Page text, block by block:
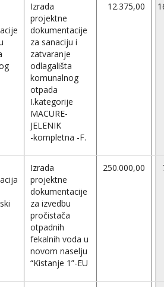
Izrada
projektne
dokumentacije
za sanaciju i
zatvaranje
odlagališta
komunalnog
otpada
I.kategorije
MACURE-
JELENIK
-kompletna -F.
12.375,00
Izrada
projektne
dokumentacije
za izvedbu
pročistača
otpadnih
fekalnih voda u
novom naselju
“Kistanje 1”-EU
250.000,00